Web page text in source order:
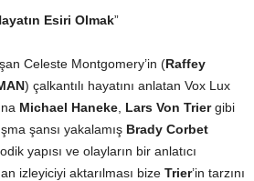
Esiri Olmak”
Celeste Montgomery’in (Raffey
) çalkantılı hayatını anlatan Vox Lux
Michael Haneke Lars Von Triergibi
şansı yakalamış Brady Corbet
yapısı ve olayların bir anlatıcı
izleyiciyi aktarılması bize Trier’in tarzını